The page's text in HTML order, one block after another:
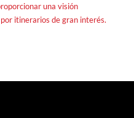
una visión
itinerarios de gran interés.